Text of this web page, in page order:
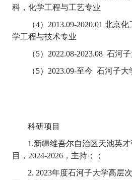
科，化学工程与工艺专业
（4）2013.09-2020.01 北京
学工程与技术专业
（5）2022.08-2023.08 石河
（5）2023.09-至今 石河子
科研项目
1.新疆维吾尔自治区天池英
目，2024-2026，主持；；
2. 2023年度石河子大学高层